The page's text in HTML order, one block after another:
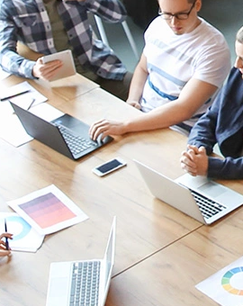
des coûts d’exploitation
USE CASES IOT
capteurs IoT pour connecter tous vos équipements